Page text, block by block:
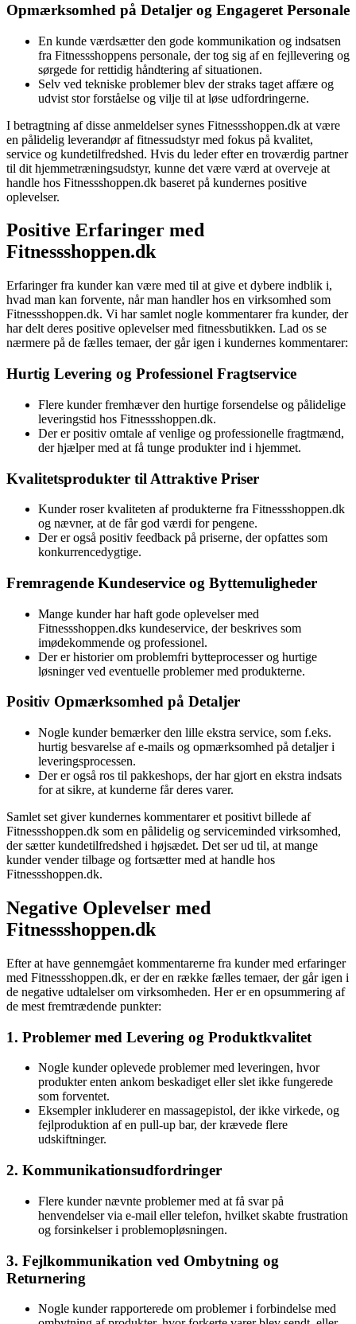
Opmærksomhed på Detaljer og Engageret Personale
En kunde værdsætter den gode kommunikation og indsatsen
fra Fitnessshoppens personale, der tog sig af en fejllevering og
sørgede for rettidig håndtering af situationen.
Selv ved tekniske problemer blev der straks taget affære og
udvist stor forståelse og vilje til at løse udfordringerne.
I betragtning af disse anmeldelser synes Fitnessshoppen.dk at være
en pålidelig leverandør af fitnessudstyr med fokus på kvalitet,
service og kundetilfredshed. Hvis du leder efter en troværdig partner
til dit hjemmetræningsudstyr, kunne det være værd at overveje at
handle hos Fitnessshoppen.dk baseret på kundernes positive
oplevelser.
Positive Erfaringer med
Fitnessshoppen.dk
Erfaringer fra kunder kan være med til at give et dybere indblik i,
hvad man kan forvente, når man handler hos en virksomhed som
Fitnessshoppen.dk. Vi har samlet nogle kommentarer fra kunder, der
har delt deres positive oplevelser med fitnessbutikken. Lad os se
nærmere på de fælles temaer, der går igen i kundernes kommentarer:
Hurtig Levering og Professionel Fragtservice
Flere kunder fremhæver den hurtige forsendelse og pålidelige
leveringstid hos Fitnessshoppen.dk.
Der er positiv omtale af venlige og professionelle fragtmænd,
der hjælper med at få tunge produkter ind i hjemmet.
Kvalitetsprodukter til Attraktive Priser
Kunder roser kvaliteten af produkterne fra Fitnessshoppen.dk
og nævner, at de får god værdi for pengene.
Der er også positiv feedback på priserne, der opfattes som
konkurrencedygtige.
Fremragende Kundeservice og Byttemuligheder
Mange kunder har haft gode oplevelser med
Fitnessshoppen.dks kundeservice, der beskrives som
imødekommende og professionel.
Der er historier om problemfri bytteprocesser og hurtige
løsninger ved eventuelle problemer med produkterne.
Positiv Opmærksomhed på Detaljer
Nogle kunder bemærker den lille ekstra service, som f.eks.
hurtig besvarelse af e-mails og opmærksomhed på detaljer i
leveringsprocessen.
Der er også ros til pakkeshops, der har gjort en ekstra indsats
for at sikre, at kunderne får deres varer.
Samlet set giver kundernes kommentarer et positivt billede af
Fitnessshoppen.dk som en pålidelig og serviceminded virksomhed,
der sætter kundetilfredshed i højsædet. Det ser ud til, at mange
kunder vender tilbage og fortsætter med at handle hos
Fitnessshoppen.dk.
Negative Oplevelser med
Fitnessshoppen.dk
Efter at have gennemgået kommentarerne fra kunder med erfaringer
med Fitnessshoppen.dk, er der en række fælles temaer, der går igen i
de negative udtalelser om virksomheden. Her er en opsummering af
de mest fremtrædende punkter:
1. Problemer med Levering og Produktkvalitet
Nogle kunder oplevede problemer med leveringen, hvor
produkter enten ankom beskadiget eller slet ikke fungerede
som forventet.
Eksempler inkluderer en massagepistol, der ikke virkede, og
fejlproduktion af en pull-up bar, der krævede flere
udskiftninger.
2. Kommunikationsudfordringer
Flere kunder nævnte problemer med at få svar på
henvendelser via e-mail eller telefon, hvilket skabte frustration
og forsinkelser i problemopløsningen.
3. Fejlkommunikation ved Ombytning og
Returnering
Nogle kunder rapporterede om problemer i forbindelse med